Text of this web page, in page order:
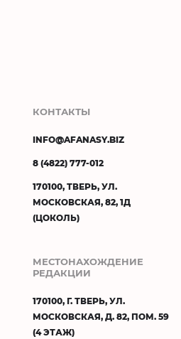
КОНТАКТЫ
INFO@AFANASY.BIZ
8 (4822) 777-012
170100, ТВЕРЬ, УЛ.
МОСКОВСКАЯ, 82, 1Д
(ЦОКОЛЬ)
МЕСТОНАХОЖДЕНИЕ
РЕДАКЦИИ
170100, Г. ТВЕРЬ, УЛ.
МОСКОВСКАЯ, Д. 82, ПОМ. 59
(4 ЭТАЖ)